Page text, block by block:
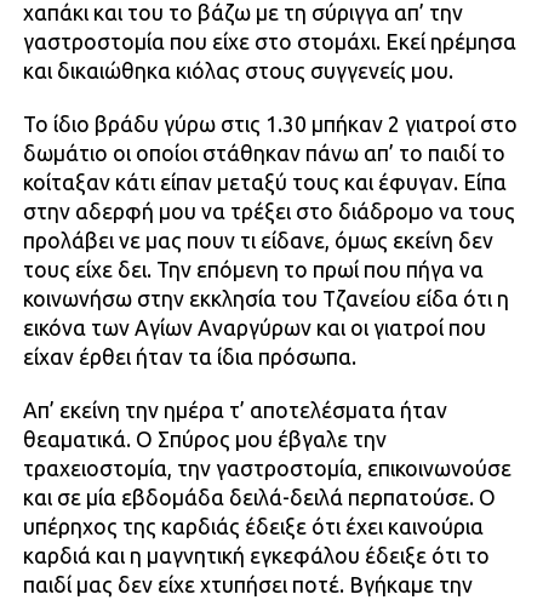
χαπάκι και του το βάζω με τη σύριγγα απ’ την
γαστροστομία που είχε στο στομάχι. Εκεί ηρέμησα
και δικαιώθηκα κιόλας στους συγγενείς μου.
Το ίδιο βράδυ γύρω στις 1.30 μπήκαν 2 γιατροί στο
δωμάτιο οι οποίοι στάθηκαν πάνω απ’ το παιδί το
κοίταξαν κάτι είπαν μεταξύ τους και έφυγαν. Είπα
στην αδερφή μου να τρέξει στο διάδρομο να τους
προλάβει νε μας πουν τι είδανε, όμως εκείνη δεν
τους είχε δει. Την επόμενη το πρωί που πήγα να
κοινωνήσω στην εκκλησία του Τζανείου είδα ότι η
εικόνα των Αγίων Αναργύρων και οι γιατροί που
είχαν έρθει ήταν τα ίδια πρόσωπα.
Απ’ εκείνη την ημέρα τ’ αποτελέσματα ήταν
θεαματικά. Ο Σπύρος μου έβγαλε την
τραχειοστομία, την γαστροστομία, επικοινωνούσε
και σε μία εβδομάδα δειλά-δειλά περπατούσε. Ο
υπέρηχος της καρδιάς έδειξε ότι έχει καινούρια
καρδιά και η μαγνητική εγκεφάλου έδειξε ότι το
παιδί μας δεν είχε χτυπήσει ποτέ. Βγήκαμε την